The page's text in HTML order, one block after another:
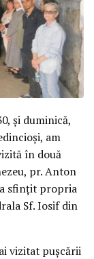
și duminică,
am
în două
pr. Anton
sfințit propria
Sf. Iosif din
vizitat pușcării